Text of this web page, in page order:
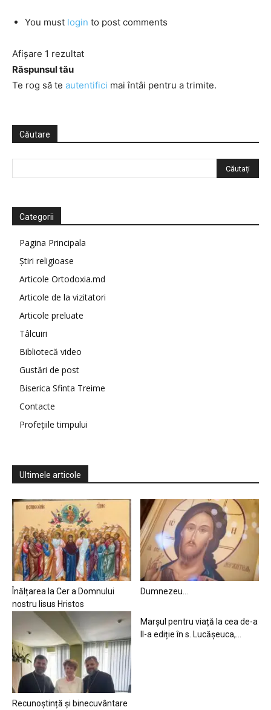
You must login to post comments
Afișare 1 rezultat
Răspunsul tău
Te rog să te autentifici mai întâi pentru a trimite.
Căutare
Categorii
Pagina Principala
Știri religioase
Articole Ortodoxia.md
Articole de la vizitatori
Articole preluate
Tâlcuiri
Bibliotecă video
Gustări de post
Biserica Sfinta Treime
Contacte
Profețiile timpului
Ultimele articole
Înălțarea la Cer a Domnului
nostru Iisus Hristos
Dumnezeu…
Recunoștință și binecuvântare
Marșul pentru viață la cea de-a
II-a ediție în s. Lucășeuca,...